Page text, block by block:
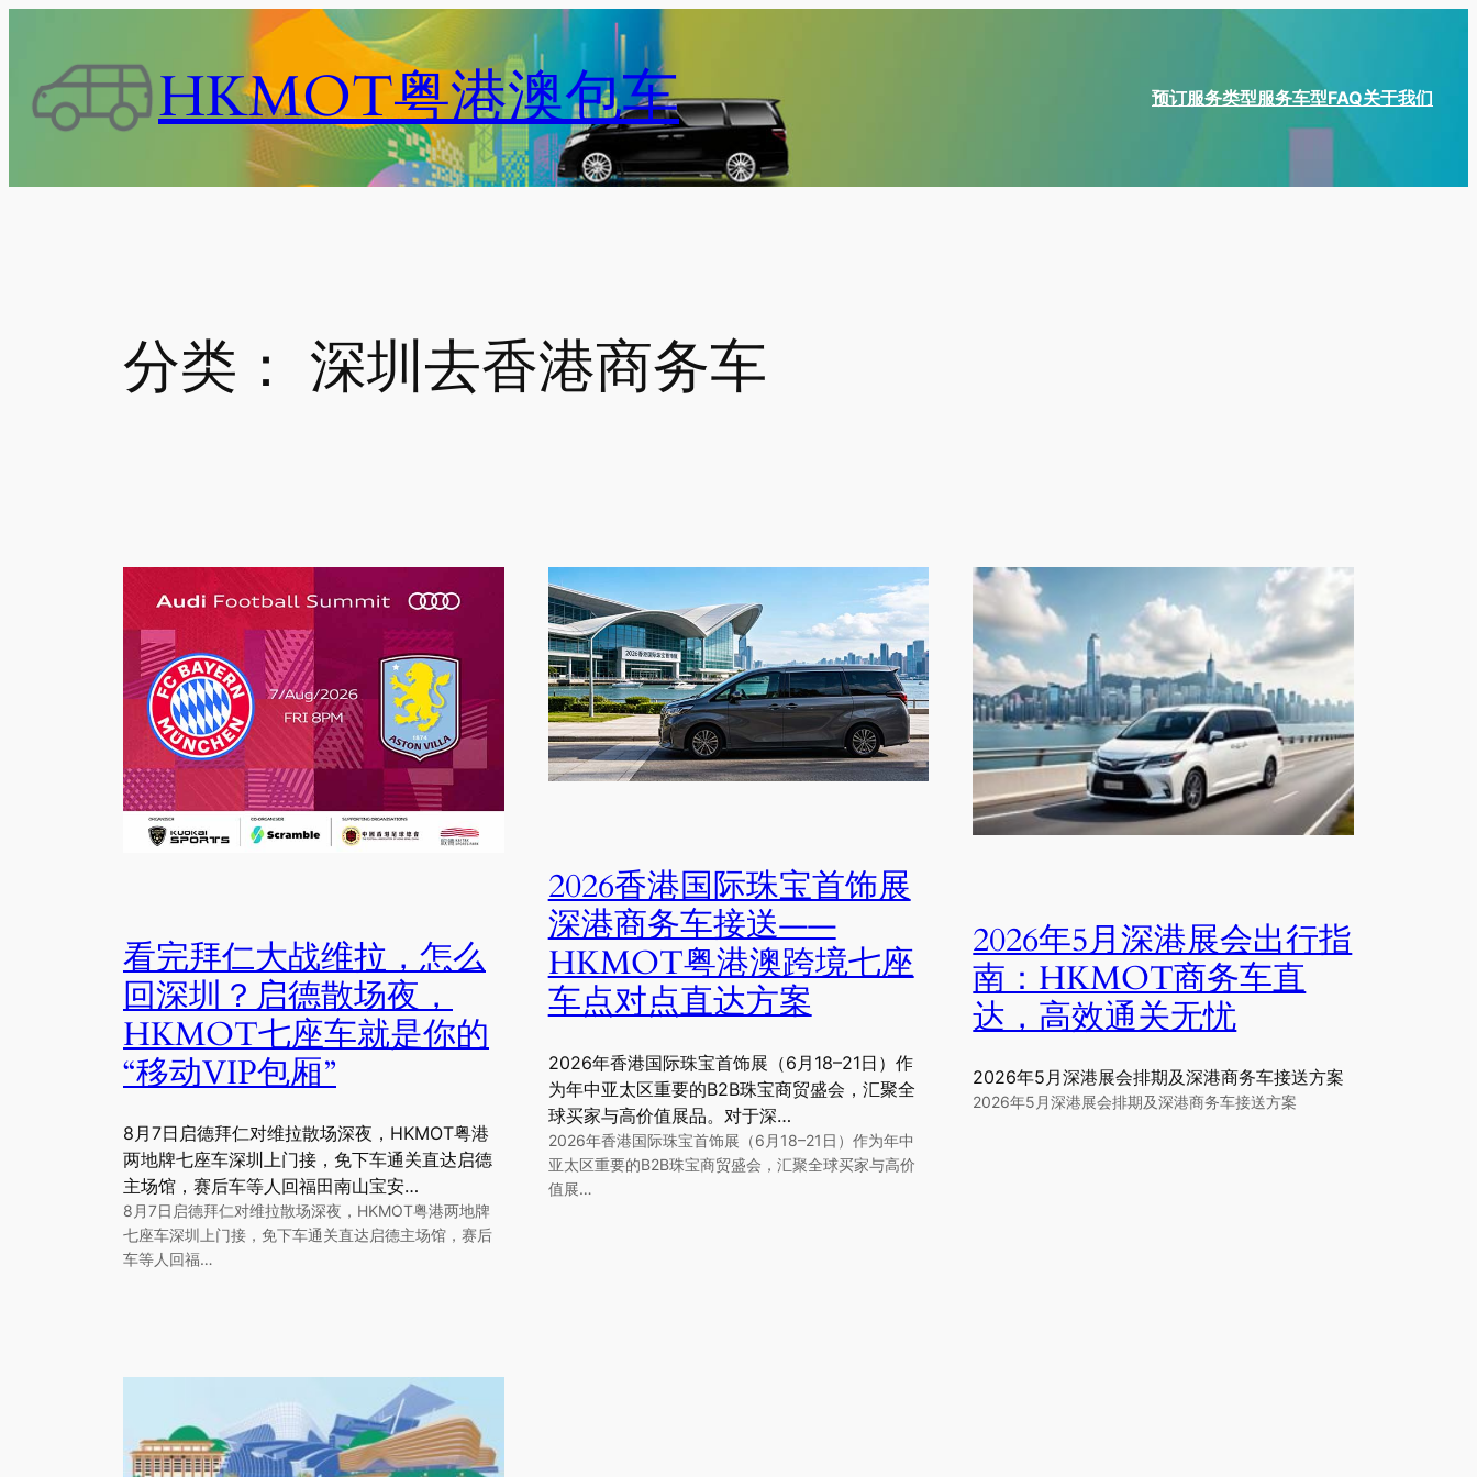
HKMOT粤港澳包车 预订服务类型服务车型FAQ关于我们
分类： 深圳去香港商务车
看完拜仁大战维拉，怎么
回深圳？启德散场夜，
HKMOT七座车就是你的
“移动VIP包厢”
8月7日启德拜仁对维拉散场深夜，HKMOT粤港
两地牌七座车深圳上门接，免下车通关直达启德
主场馆，赛后车等人回福田南山宝安…
8月7日启德拜仁对维拉散场深夜，HKMOT粤港两地牌
七座车深圳上门接，免下车通关直达启德主场馆，赛后
车等人回福…
2026香港国际珠宝首饰展
深港商务车接送——
HKMOT粤港澳跨境七座
车点对点直达方案
2026年香港国际珠宝首饰展（6月18–21日）作
为年中亚太区重要的B2B珠宝商贸盛会，汇聚全
球买家与高价值展品。对于深…
2026年香港国际珠宝首饰展（6月18–21日）作为年中
亚太区重要的B2B珠宝商贸盛会，汇聚全球买家与高价
值展…
2026年5月深港展会出行指
南：HKMOT商务车直
达，高效通关无忧
2026年5月深港展会排期及深港商务车接送方案
2026年5月深港展会排期及深港商务车接送方案